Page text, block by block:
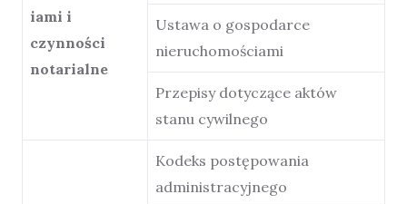
iami i
czynności
notarialne
Ustawa o gospodarce
nieruchomościami
Przepisy dotyczące aktów
stanu cywilnego
Kodeks postępowania
administracyjnego